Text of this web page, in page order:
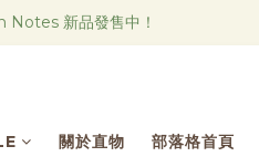
Notes 新品發售中！
Notes 新品發售中！
關於直物 部落格首頁